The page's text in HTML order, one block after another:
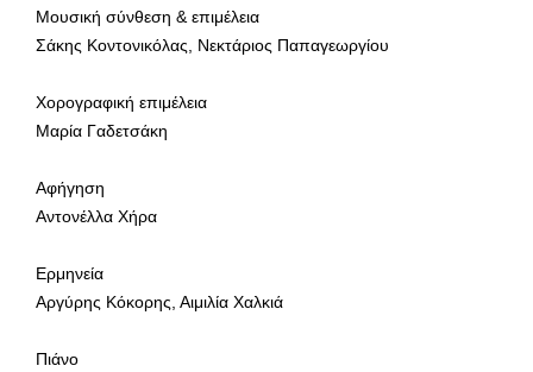
Μουσική σύνθεση & επιμέλεια
Σάκης Κοντονικόλας, Νεκτάριος Παπαγεωργίου
Χορογραφική επιμέλεια
Μαρία Γαδετσάκη
Αφήγηση
Αντονέλλα Χήρα
Ερμηνεία
Αργύρης Κόκορης, Αιμιλία Χαλκιά
Πιάνο